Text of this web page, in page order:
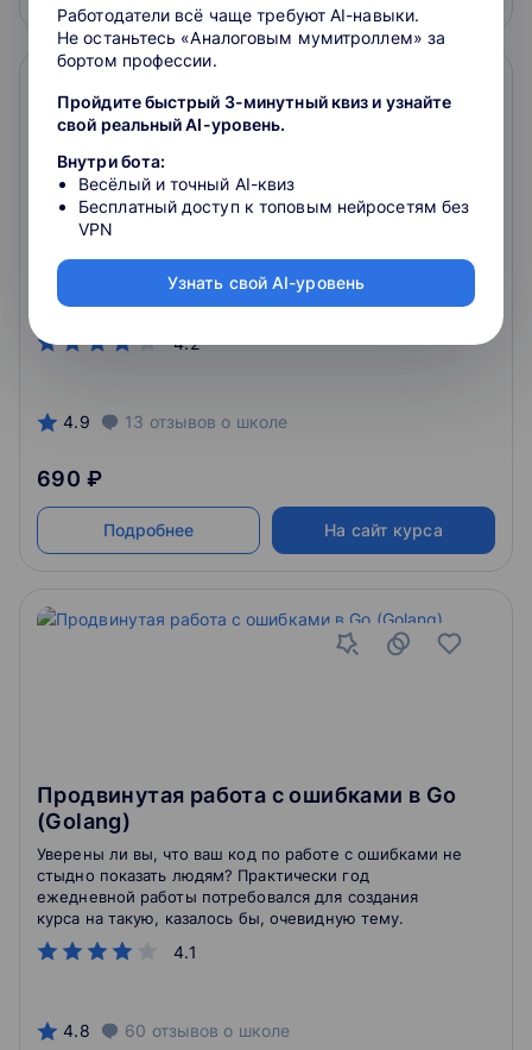
Koa.js
4.2
Koa.js — фреймворк нового поколения для
приложений на Node.js.
4.9 13 отзывов о школе
690 ₽
Подробнее На сайт курса
Продвинутая работа с ошибками в Go
(Golang)
4.1
Уверены ли вы, что ваш код по работе с ошибками не
стыдно показать людям? Практически год
ежедневной работы потребовался для создания
курса на такую, казалось бы, очевидную тему.
4.8 60 отзывов о школе
Работодатели всё чаще требуют AI-навыки.
Не останьтесь «Аналоговым мумитроллем» за
бортом профессии.
Пройдите быстрый 3-минутный квиз и узнайте
свой реальный AI-уровень.
Внутри бота:
Весёлый и точный AI-квиз
Бесплатный доступ к топовым нейросетям без
VPN
Узнать свой AI-уровень